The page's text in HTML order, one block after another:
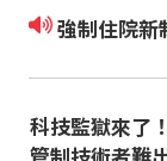
強制住院新
科技監獄來了